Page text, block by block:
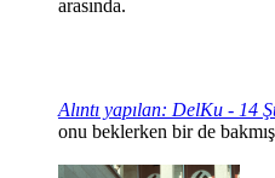
arasında.
Alıntı yapılan: DelKu - 14
onu beklerken bir de